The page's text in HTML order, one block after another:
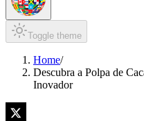
Toggle theme
Home/
Descubra a Polpa de
Inovador